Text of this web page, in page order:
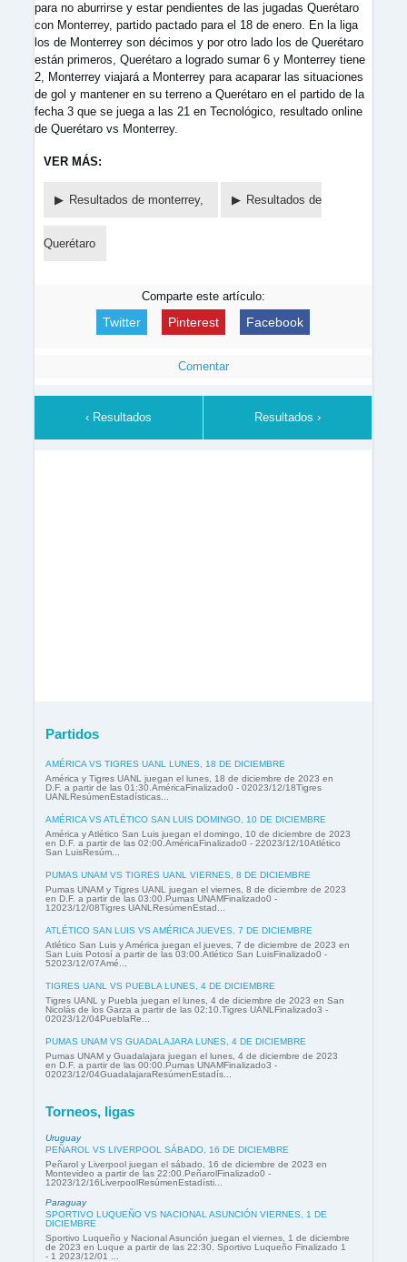
para no aburrirse y estar pendientes de las jugadas Querétaro
con Monterrey, partido pactado para el 18 de enero. En la liga
los de Monterrey son décimos y por otro lado los de Querétaro
están primeros, Querétaro a logrado sumar 6 y Monterrey tiene
2, Monterrey viajará a Monterrey para acaparar las situaciones
de gol y mantener en su terreno a Querétaro en el partido de la
fecha 3 que se juega a las 21 en Tecnológico, resultado online
de Querétaro vs Monterrey.
VER MÁS:
Resultados de monterrey, Resultados de
Querétaro
Comparte este artículo:
Twitter Pinterest Facebook
Comentar
‹ Resultados Resultados ›
Partidos
AMÉRICA VS TIGRES UANL LUNES, 18 DE DICIEMBRE
América y Tigres UANL juegan el lunes, 18 de diciembre de 2023 en
D.F. a partir de las 01:30.AméricaFinalizado0 - 02023/12/18Tigres
UANLResúmenEstadísticas...
AMÉRICA VS ATLÉTICO SAN LUIS DOMINGO, 10 DE DICIEMBRE
América y Atlético San Luis juegan el domingo, 10 de diciembre de 2023
en D.F. a partir de las 02:00.AméricaFinalizado0 - 22023/12/10Atlético
San LuisResúm...
PUMAS UNAM VS TIGRES UANL VIERNES, 8 DE DICIEMBRE
Pumas UNAM y Tigres UANL juegan el viernes, 8 de diciembre de 2023
en D.F. a partir de las 03:00.Pumas UNAMFinalizado0 -
12023/12/08Tigres UANLResúmenEstad...
ATLÉTICO SAN LUIS VS AMÉRICA JUEVES, 7 DE DICIEMBRE
Atlético San Luis y América juegan el jueves, 7 de diciembre de 2023 en
San Luis Potosí a partir de las 03:00.Atlético San LuisFinalizado0 -
52023/12/07Amé...
TIGRES UANL VS PUEBLA LUNES, 4 DE DICIEMBRE
Tigres UANL y Puebla juegan el lunes, 4 de diciembre de 2023 en San
Nicolás de los Garza a partir de las 02:10.Tigres UANLFinalizado3 -
02023/12/04PueblaRe...
PUMAS UNAM VS GUADALAJARA LUNES, 4 DE DICIEMBRE
Pumas UNAM y Guadalajara juegan el lunes, 4 de diciembre de 2023
en D.F. a partir de las 00:00.Pumas UNAMFinalizado3 -
02023/12/04GuadalajaraResúmenEstadís...
Torneos, ligas
Uruguay
PEÑAROL VS LIVERPOOL SÁBADO, 16 DE DICIEMBRE
Peñarol y Liverpool juegan el sábado, 16 de diciembre de 2023 en
Montevideo a partir de las 22:00.PeñarolFinalizado0 -
12023/12/16LiverpoolResúmenEstadísti...
Paraguay
SPORTIVO LUQUEÑO VS NACIONAL ASUNCIÓN VIERNES, 1 DE
DICIEMBRE
Sportivo Luqueño y Nacional Asunción juegan el viernes, 1 de diciembre
de 2023 en Luque a partir de las 22:30. Sportivo Luqueño Finalizado 1
- 1 2023/12/01 ...